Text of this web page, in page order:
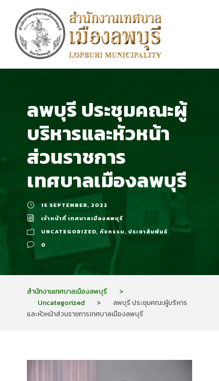
ลพบุรี ประชุมคณะผู้
บริหารและหัวหน้า
ส่วนราชการ
เทศบาลเมืองลพบุรี
15 SEPTEMBER, 2022
เจ้าหน้าที่ เทศบาลเมืองลพบุรี
UNCATEGORIZED, กิจกรรม, ประชาสัมพันธ์
0
สำนักงานเทศบาลเมืองลพบุรี
>
Uncategorized
>
ลพบุรี ประชุมคณะผู้บริหาร
และหัวหน้าส่วนราชการเทศบาลเมืองลพบุรี